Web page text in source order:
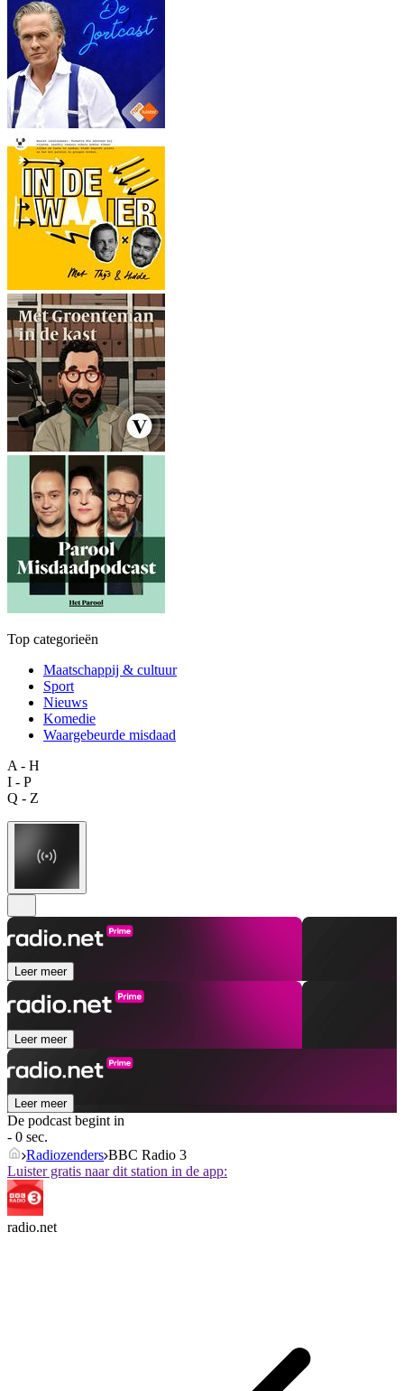
Top categorieën
Maatschappij & cultuur
Sport
Nieuws
Komedie
Waargebeurde misdaad
A - H
I - P
Q - Z
Leer meer
Leer meer
Leer meer
De podcast begint in
- 0 sec.
Radiozenders BBC Radio 3
Luister gratis naar dit station in de app:
radio.net